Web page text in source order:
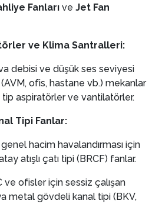
Fanları ve Jet Fan
ve Klima Santralleri:
debisi ve düşük ses seviyesi
ofis, hastane vb.) mekanlar
tip aspiratörler ve vantilatörler.
Tipi Fanlar:
hacim havalandırması için
atışlı çatı tipi (BRCF) fanlar.
ve ofisler için sessiz çalışan
metal gövdeli kanal tipi (BKV,